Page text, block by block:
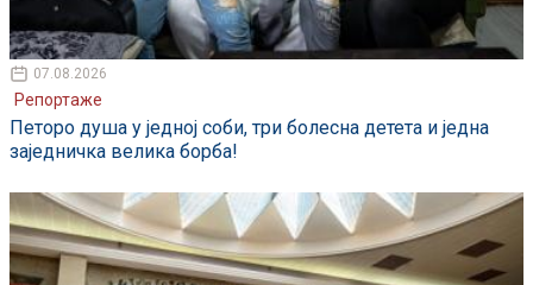
07.08.2026
Репортаже
Петоро душа у једној соби, три болесна детета и једна
заједничка велика борба!